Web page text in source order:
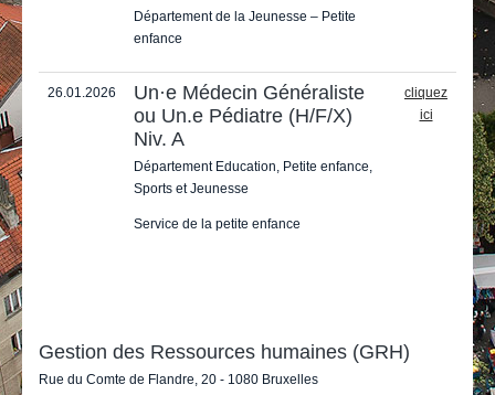
Département de la Jeunesse – Petite
enfance
26.01.2026
Un·e Médecin Généraliste
ou Un.e Pédiatre (H/F/X)
Niv. A
Département Education, Petite enfance,
Sports et Jeunesse
Service de la petite enfance
cliquez
ici
Gestion des Ressources humaines (GRH)
Rue du Comte de Flandre, 20 - 1080 Bruxelles